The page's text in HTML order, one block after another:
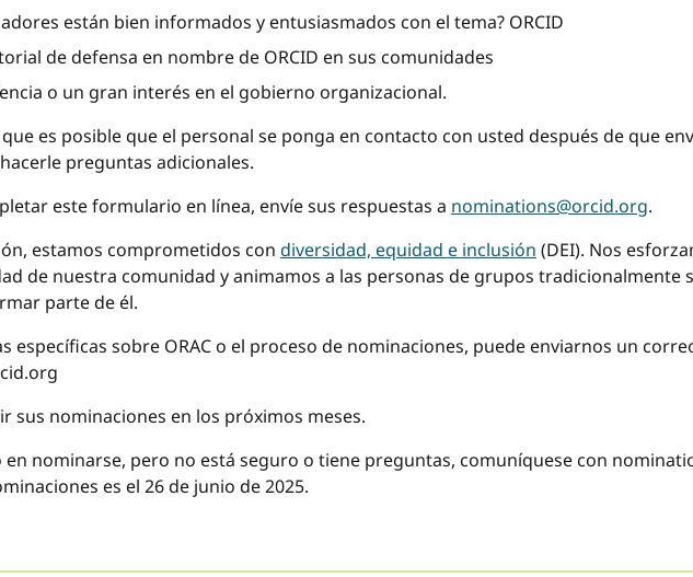
están bien informados y entusiasmados con el tema? ORCID
de defensa en nombre de ORCID en sus comunidades
o un gran interés en el gobierno organizacional.
es posible que el personal se ponga en contacto con usted después de que
preguntas adicionales.
este formulario en línea, envíe sus respuestas a nominations@orcid.org.
estamos comprometidos con diversidad, equidad e inclusión (DEI). Nos
de nuestra comunidad y animamos a las personas de grupos tradicionalmente
parte de él.
específicas sobre ORAC o el proceso de nominaciones, puede enviarnos un
sus nominaciones en los próximos meses.
en nominarse, pero no está seguro o tiene preguntas, comuníquese con
es el 26 de junio de 2025.